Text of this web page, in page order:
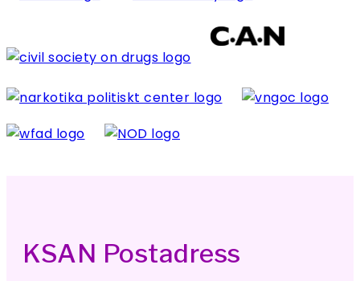
KSAN Postadress